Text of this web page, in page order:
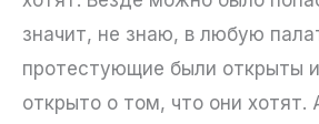
значит, не знаю, в любую
протестующие были открыты и
открыто о том, что они хотят.